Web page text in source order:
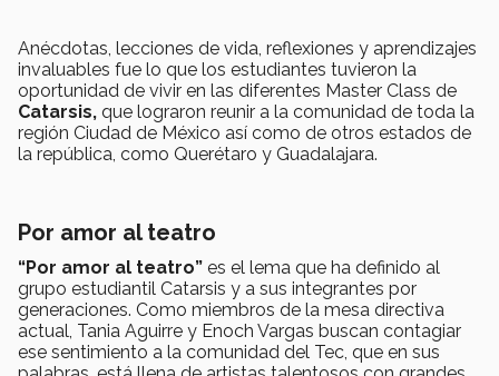
Anécdotas, lecciones de vida, reflexiones y aprendizajes
invaluables fue lo que los estudiantes tuvieron la
oportunidad de vivir en las diferentes Master Class de
Catarsis, que lograron reunir a la comunidad de toda la
región Ciudad de México así como de otros estados de
la república, como Querétaro y Guadalajara.
Por amor al teatro
“Por amor al teatro” es el lema que ha definido al
grupo estudiantil Catarsis y a sus integrantes por
generaciones. Como miembros de la mesa directiva
actual, Tania Aguirre y Enoch Vargas buscan contagiar
ese sentimiento a la comunidad del Tec, que en sus